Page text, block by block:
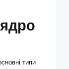
типи